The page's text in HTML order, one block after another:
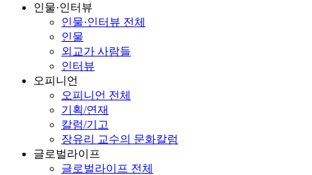
인물·인터뷰
인물·인터뷰 전체
인물
외교가 사람들
인터뷰
오피니언
오피니언 전체
기획/연재
칼럼/기고
장유리 교수의 문화칼럼
글로벌라이프
글로벌라이프 전체